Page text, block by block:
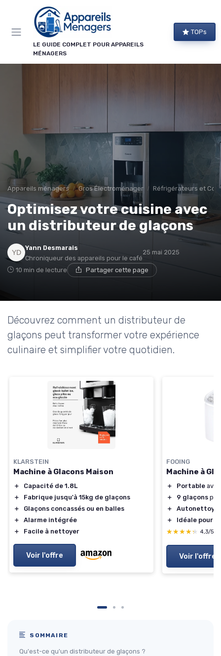
LE GUIDE COMPLET POUR APPAREILS
MÉNAGERS
TOPs
Appareils ménagers Gros Électroménager Réfrigérateurs et
Optimisez votre cuisine avec
un distributeur de glaçons
Yann Desmarais
Chroniqueur des appareils pour le café
25 mai 2025
10 min de lecture Partager cette page
Découvrez comment un distributeur de
glaçons peut transformer votre expérience
culinaire et simplifier votre quotidien.
KLARSTEIN
Machine à Glacons Maison
＋
Capacité de 1.8L
＋
Fabrique jusqu'à 15kg de glaçons
＋
Glaçons concassés ou en balles
＋
Alarme intégrée
＋
Facile à nettoyer
Voir l'offre
FOOING
Machine à
＋ Portable
＋
9 glaçons
＋
＋
Idéale pour
★★★★★
★★★★★ 4,3/5
Voir l'offre
SOMMAIRE
Qu'est-ce qu'un distributeur de glaçons ?
→ Je m'abonne
* En m'inscrivant, j'accepte de recevoir la newsletter
d'Appareils Ménagers et les offres de ses partenaires.
Panneau de gestion des cookies